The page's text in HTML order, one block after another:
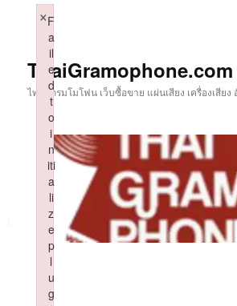
ThaiGramophone.com
ไทยแกรมโมโฟน เว็บซื้อขาย แผ่นเสียง เครื่องเสีย
F
a
il
e
d
t
o
i
n
iti
a
li
z
e
p
l
u
g
×